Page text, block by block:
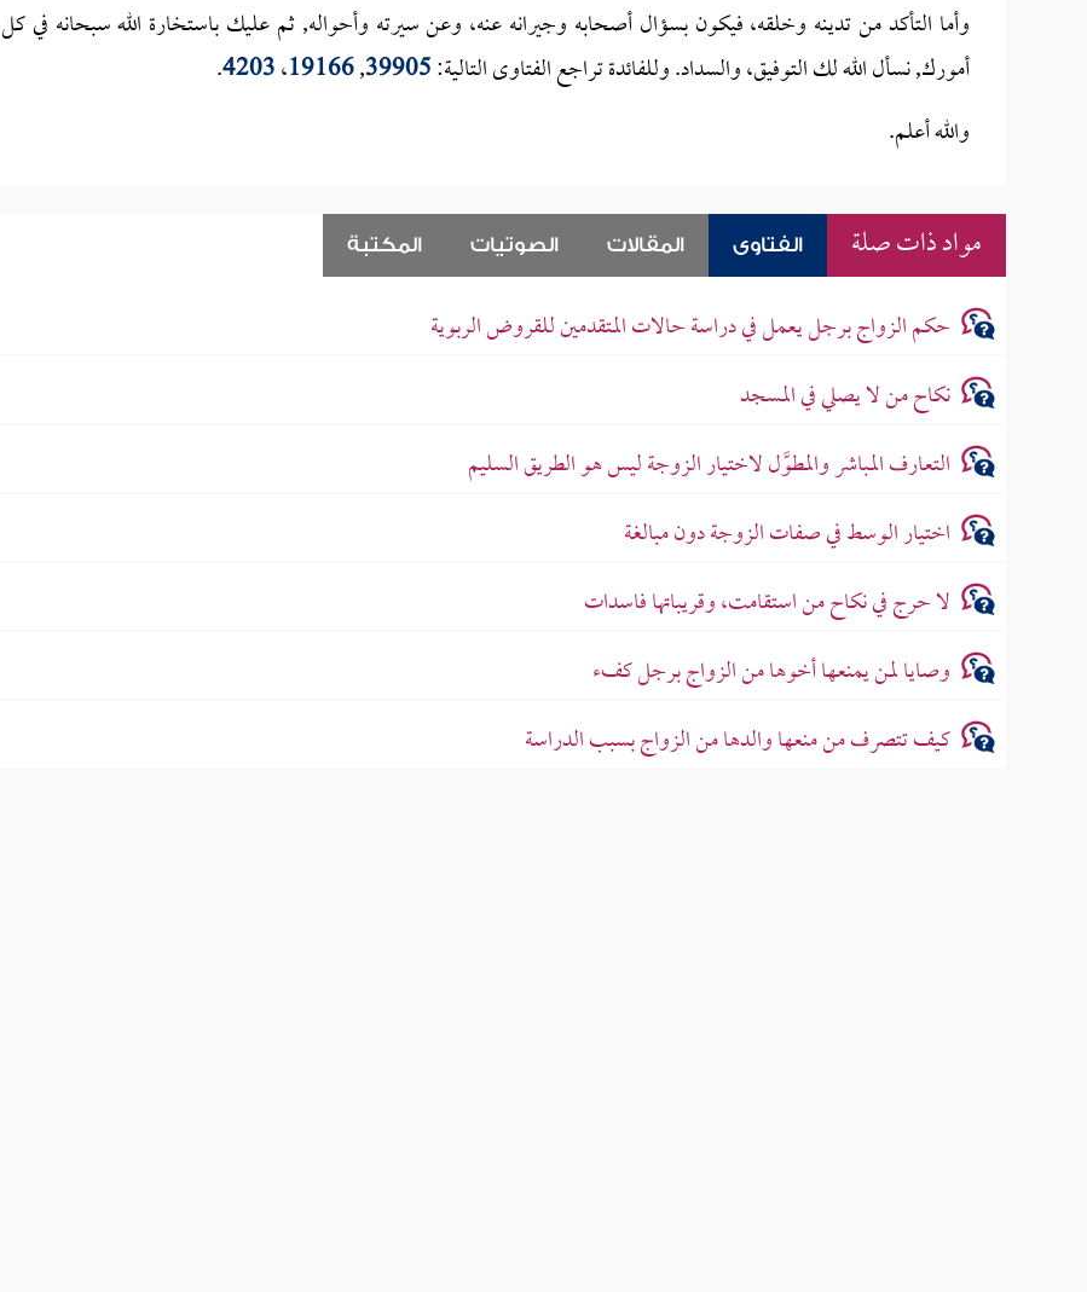
وأما التأكد من تدينه وخلقه، فيكون بسؤال أصحابه وجيرانه عنه، وعن سيرته وأحواله, ثم عليك باستخارة الله سبحانه في كل
أمورك, نسأل الله لك التوفيق، والسداد. وللفائدة تراجع الفتاوى التالية:39905
,
19166،4203
.
والله أعلم.
مواد ذات صلة الفتاوى المقالات الصوتيات المكتبة
حكم الزواج برجل يعمل في دراسة حالات المتقدمين للقروض الربوية
نكاح من لا يصلي في المسجد
التعارف المباشر والمطوَّل لاختيار الزوجة ليس هو الطريق السليم
اختيار الوسط في صفات الزوجة دون مبالغة
لا حرج في نكاح من استقامت، وقريباتها فاسدات
وصايا لمن يمنعها أخوها من الزواج برجل كفء
كيف تتصرف من منعها والدها من الزواج بسبب الدراسة